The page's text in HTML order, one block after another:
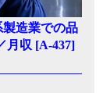
製造業での品
月収 [A-437]